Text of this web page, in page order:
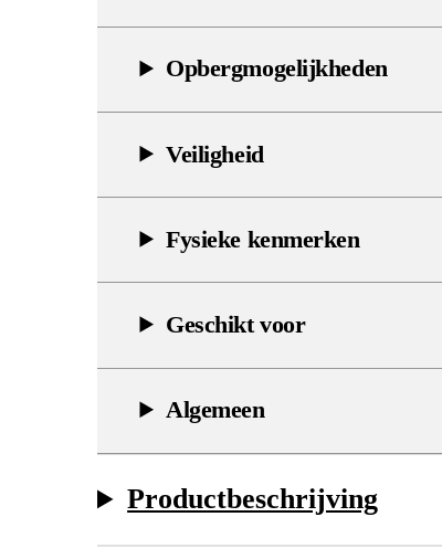
Opbergmogelijkheden
Veiligheid
Fysieke kenmerken
Geschikt voor
Algemeen
Productbeschrijving